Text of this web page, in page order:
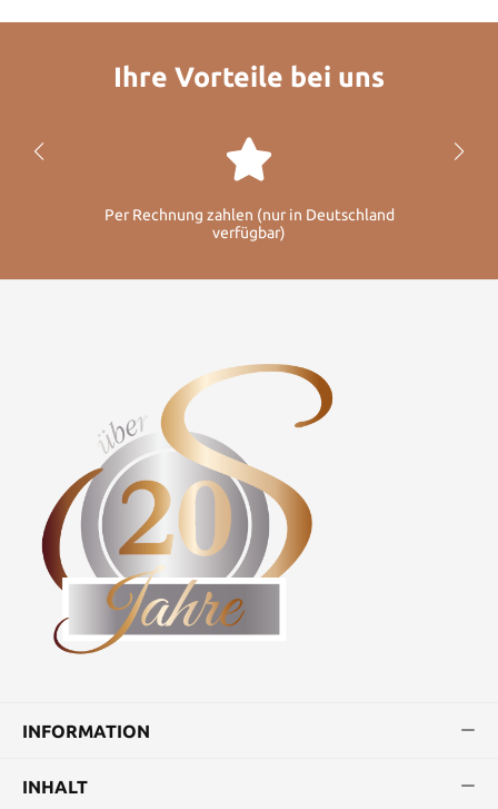
Ihre Vorteile bei uns
Per Rechnung zahlen (nur in Deutschland
verfügbar)
INFORMATION
INHALT